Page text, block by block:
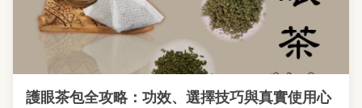
護眼茶包全攻略：功效、選擇技巧與真實使用心